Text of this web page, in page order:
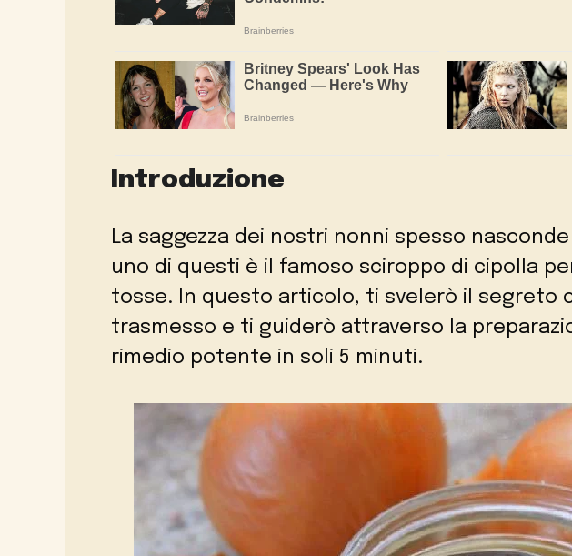
Introduzione
La saggezza dei nostri nonni spesso
uno di questi è il famoso sciroppo di cipolla
tosse. In questo articolo, ti svelerò il segreto
trasmesso e ti guiderò attraverso la
rimedio potente in soli 5 minuti.